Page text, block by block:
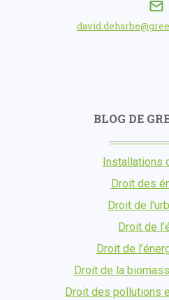
BLOG DE
Installations
Droit des
Droit de
Droit de
Droit de
Droit de la
Droit des pollutions